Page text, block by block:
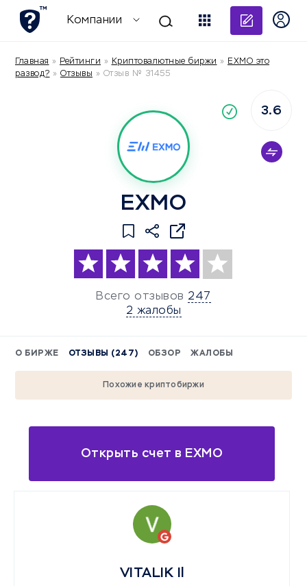
Компании
Главная » Рейтинги » Криптовалютные биржи » EXMO это
развод? » Отзывы » Отзыв № 31455
EXMO
Всего отзывов 247
2 жалобы
3.6
О БИРЖЕ ОТЗЫВЫ (247) ОБЗОР ЖАЛОБЫ
Похожие криптобиржи
Открыть счет в EXMO
VITALIK Il